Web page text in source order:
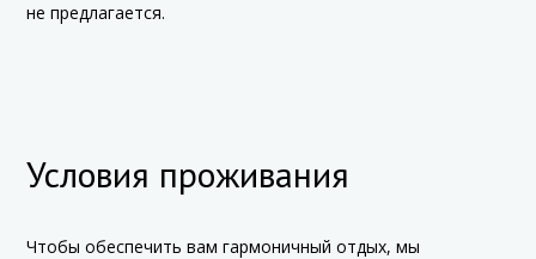
не предлагается.
Условия проживания
Чтобы обеспечить вам гармоничный отдых, мы